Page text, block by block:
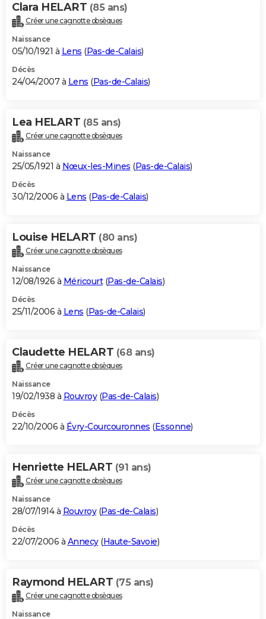
Clara HELART (85 ans)
Créer une cagnotte obsèques
Naissance
05/10/1921 à Lens (Pas-de-Calais)
Décès
24/04/2007 à Lens (Pas-de-Calais)
Lea HELART (85 ans)
Créer une cagnotte obsèques
Naissance
25/05/1921 à Nœux-les-Mines (Pas-de-Calais)
Décès
30/12/2006 à Lens (Pas-de-Calais)
Louise HELART (80 ans)
Créer une cagnotte obsèques
Naissance
12/08/1926 à Méricourt(Pas-de-Calais)
Décès
25/11/2006 à Lens (Pas-de-Calais)
Claudette HELART (68 ans)
Créer une cagnotte obsèques
Naissance
19/02/1938 à Rouvroy(Pas-de-Calais)
Décès
22/10/2006 à Évry-Courcouronnes (Essonne)
Henriette HELART (91 ans)
Créer une cagnotte obsèques
Naissance
28/07/1914 à Rouvroy(Pas-de-Calais)
Décès
22/07/2006 à Annecy(Haute-Savoie)
Raymond HELART (75 ans)
Créer une cagnotte obsèques
Naissance